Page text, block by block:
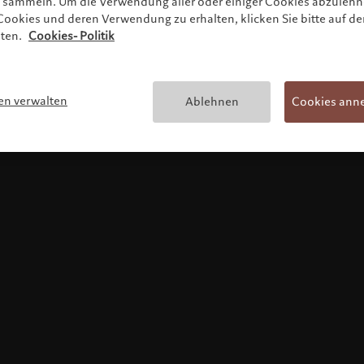
und deren Verwendung zu erhalten, klicken Sie bitte auf
Cookies- Politik
verwalten Ablehnen Cookies